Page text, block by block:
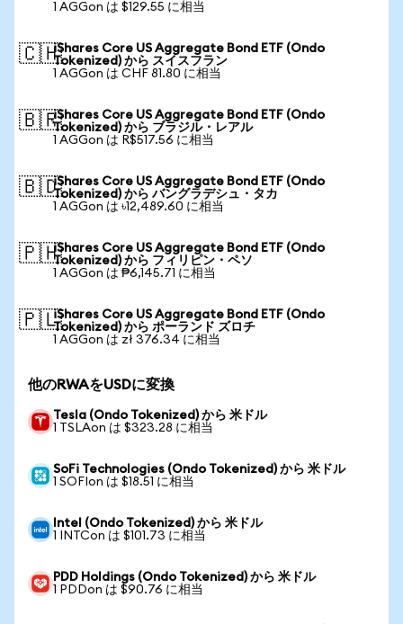
1 AGGon は $129.55 に相当
🇨🇭iShares Core US Aggregate Bond ETF (Ondo
Tokenized) から スイスフラン
1 AGGon は CHF 81.80 に相当
🇧🇷iShares Core US Aggregate Bond ETF (Ondo
Tokenized) から ブラジル・レアル
1 AGGon は R$517.56 に相当
🇧🇩iShares Core US Aggregate Bond ETF (Ondo
Tokenized) から バングラデシュ・タカ
1 AGGon は ৳12,489.60 に相当
🇵🇭iShares Core US Aggregate Bond ETF (Ondo
Tokenized) から フィリピン・ペソ
1 AGGon は ₱6,145.71 に相当
🇵🇱iShares Core US Aggregate Bond ETF (Ondo
Tokenized) から ポーランド ズロチ
1 AGGon は zł 376.34 に相当
他のRWAをUSDに変換
Tesla (Ondo Tokenized) から 米ドル
1 TSLAon は $323.28 に相当
SoFi Technologies (Ondo Tokenized) から 米ドル
1 SOFIon は $18.51 に相当
Intel (Ondo Tokenized) から 米ドル
1 INTCon は $101.73 に相当
PDD Holdings (Ondo Tokenized) から 米ドル
1 PDDon は $90.76 に相当